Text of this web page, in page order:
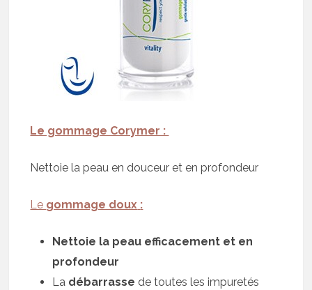
Le gommage Corymer :
Nettoie la peau en douceur et en profondeur
Le gommage doux :
Nettoie la peau efficacement et en
profondeur
La débarrasse de toutes les impuretés